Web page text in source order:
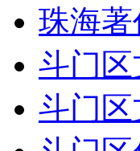
珠海
斗门
斗门